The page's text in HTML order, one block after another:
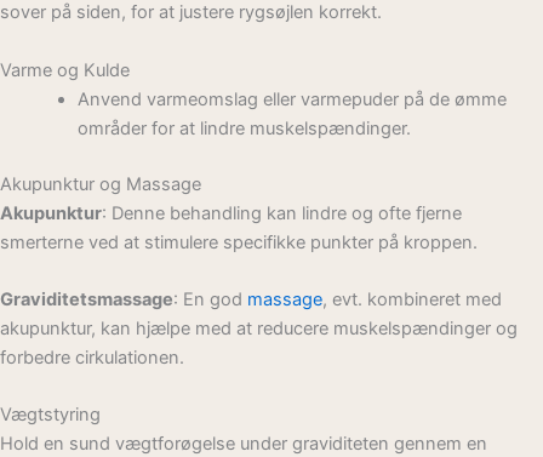
sover på siden, for at justere rygsøjlen korrekt.
Varme og Kulde
Anvend varmeomslag eller varmepuder på de ømme
områder for at lindre muskelspændinger.
Akupunktur og Massage
Akupunktur: Denne behandling kan lindre og ofte fjerne
smerterne ved at stimulere specifikke punkter på kroppen.
Graviditetsmassage: En god massage, evt. kombineret med
akupunktur, kan hjælpe med at reducere muskelspændinger og
forbedre cirkulationen.
Vægtstyring
Hold en sund vægtforøgelse under graviditeten gennem en